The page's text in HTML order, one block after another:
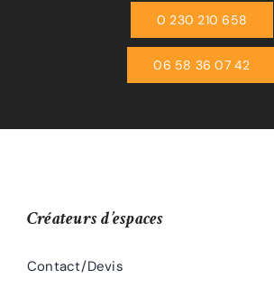
0 230 210 658
06 58 36 07 42
Créateurs d’espaces
Contact/Devis